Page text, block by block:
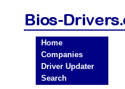
Home
Companies
Driver Updater
Search